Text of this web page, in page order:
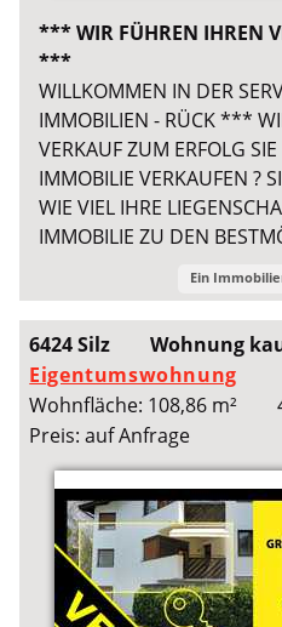
*** WIR FÜHREN IHREN
***
WILLKOMMEN IN DER
IMMOBILIEN - RÜCK ***
VERKAUF ZUM ERFOLG
IMMOBILIE VERKAUFEN ?
WIE VIEL IHRE
IMMOBILIE ZU DEN
Ein
6424 Silz
Wohnung
Eigentumswohnung
Wohnfläche: 108,86 m²
Preis: auf Anfrage